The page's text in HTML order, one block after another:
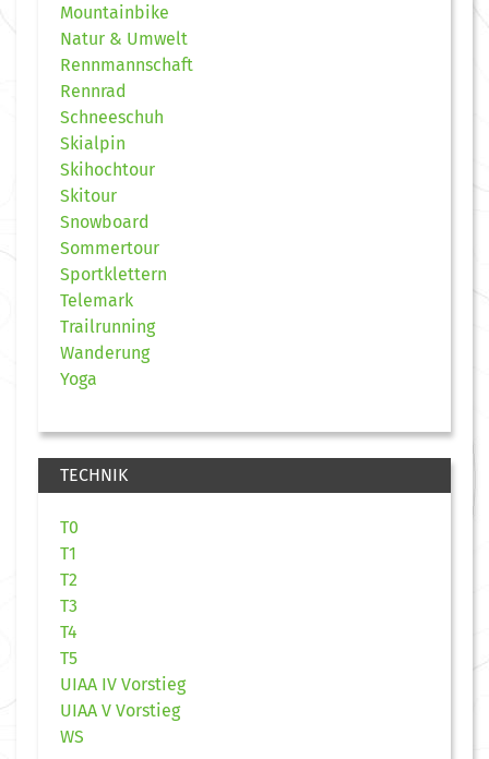
Mountainbike
Natur & Umwelt
Rennmannschaft
Rennrad
Schneeschuh
Skialpin
Skihochtour
Skitour
Snowboard
Sommertour
Sportklettern
Telemark
Trailrunning
Wanderung
Yoga
TECHNIK
T0
T1
T2
T3
T4
T5
UIAA IV Vorstieg
UIAA V Vorstieg
WS